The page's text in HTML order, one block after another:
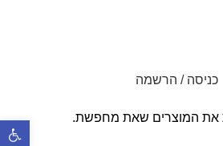
כניסה / הרשמה
את המוצרים שאת מחפשת.
פתח